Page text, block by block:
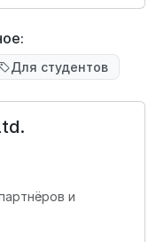
Для студентов
и